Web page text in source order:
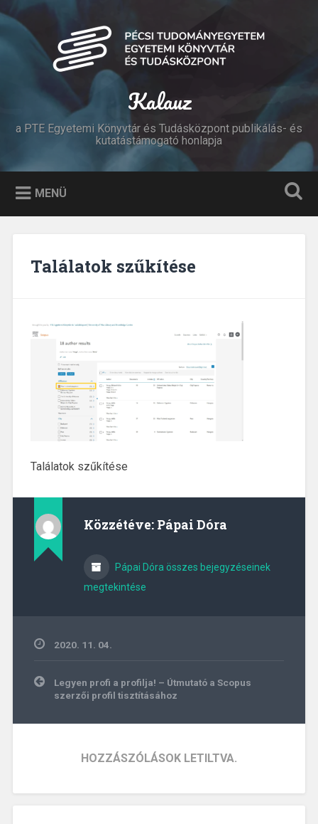
Tovább
tartalomhoz
Keresés
Kalauz
a PTE Egyetemi Könyvtár és Tudásközpont publikálás- és
kutatástámogató honlapja
MENÜ
Találatok szűkítése
Találatok szűkítése
Közzétéve: Pápai Dóra
Pápai Dóra összes bejegyzéseinek
megtekintése
2020. 11. 04.
Bejegyzés
navigáció
Legyen profi a profilja! – Útmutató a Scopus
szerzői profil tisztításához
HOZZÁSZÓLÁSOK LETILTVA.